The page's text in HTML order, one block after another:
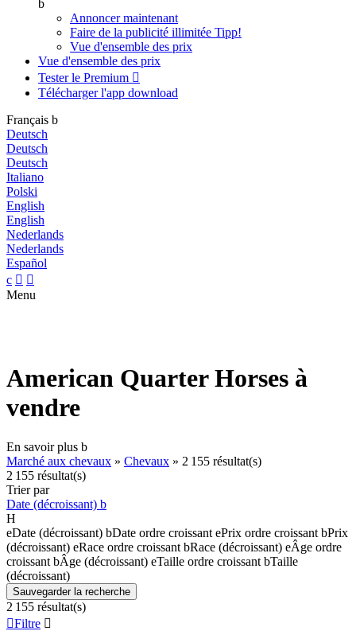
b
Annoncer maintenant
Faire de la publicité illimitée Tipp!
Vue d'ensemble des prix
Vue d'ensemble des prix
Tester le Premium 
Télécharger l'app download
Français b
Deutsch
Deutsch
Deutsch
Italiano
Polski
English
English
Nederlands
Nederlands
Español
c  
Menu
American Quarter Horses à
vendre
En savoir plus b
Marché aux chevaux » Chevaux » 2 155 résultat(s)
2 155 résultat(s)
Trier par
Date (décroissant) b
H
eDate (décroissant) bDate ordre croissant ePrix ordre croissant bPrix
(décroissant) eRace ordre croissant bRace (décroissant) eÂge ordre
croissant bÂge (décroissant) eTaille ordre croissant bTaille
(décroissant)
Sauvegarder la recherche
2 155 résultat(s)
Filtre 